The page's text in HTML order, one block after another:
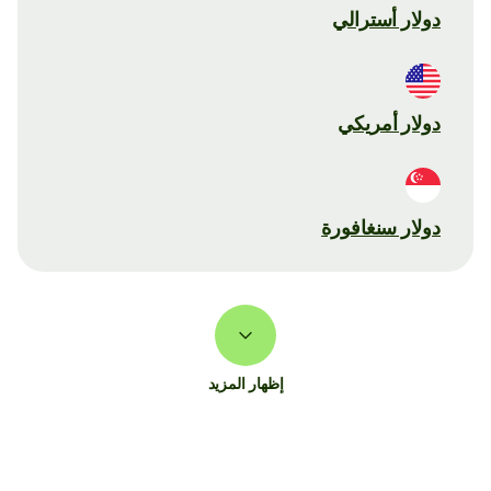
دولار أسترالي
دولار أمريكي
دولار سنغافورة
إظهار المزيد